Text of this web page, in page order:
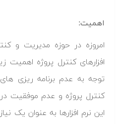
اهمیت:
امروزه در حوزه مدیریت و
افزارهای کنترل پروژه اهمیت
توجه به عدم برنامه ریزی
کنترل پروژه و عدم موفقیت در
این نرم افزارها به عنوان یک